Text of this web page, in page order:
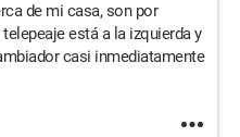
de mi casa, son por
está a la izquierda y
casi inmediatamente